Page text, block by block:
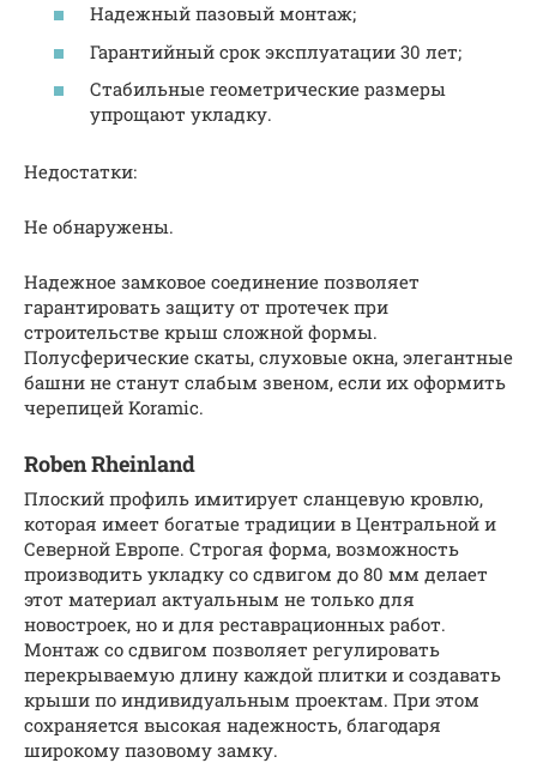
Надежный пазовый монтаж;
Гарантийный срок эксплуатации 30 лет;
Стабильные геометрические размеры
упрощают укладку.
Недостатки:
Не обнаружены.
Надежное замковое соединение позволяет
гарантировать защиту от протечек при
строительстве крыш сложной формы.
Полусферические скаты, слуховые окна, элегантные
башни не станут слабым звеном, если их оформить
черепицей Koramic.
Roben Rheinland
Плоский профиль имитирует сланцевую кровлю,
которая имеет богатые традиции в Центральной и
Северной Европе. Строгая форма, возможность
производить укладку со сдвигом до 80 мм делает
этот материал актуальным не только для
новостроек, но и для реставрационных работ.
Монтаж со сдвигом позволяет регулировать
перекрываемую длину каждой плитки и создавать
крыши по индивидуальным проектам. При этом
сохраняется высокая надежность, благодаря
широкому пазовому замку.